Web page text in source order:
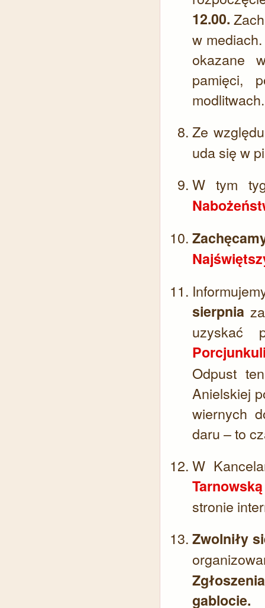
12.00.
w
okazane
pamięci,
Ze
uda się w
W tym
sierpnia
uzyskać
Odpust
Anielskiej
wiernych
daru – to
W
Tarnowską
stronie
Zwolniły
gablocie.